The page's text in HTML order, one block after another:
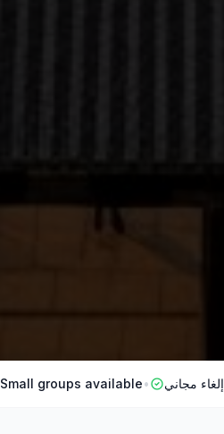
Small groups available• إلغاء مجاني